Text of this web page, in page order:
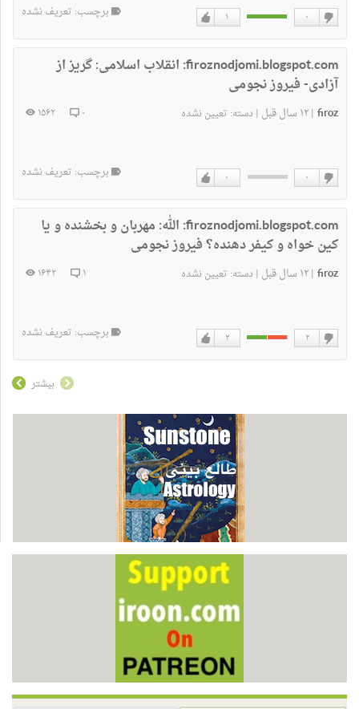
۱ ۰ برچسب: تعریف نشده
firoznodjomi.blogspot.com: انقلاب اسلامی: گریز از
آزادی- فیروز نجومی
firoz
|۱۲ سال قبل | دسته: تعیین نشده ۰ ۱۵۶۲
۰ ۰ برچسب: تعریف نشده
firoznodjomi.blogspot.com: الله: مهربان و بخشنده و یا
کین خواه و کیفر دهنده؟ فیروز نجومی
firoz
|۱۲ سال قبل | دسته: تعیین نشده ۱ ۱۶۴۲
۲ ۲ برچسب: تعریف نشده
بیشتر